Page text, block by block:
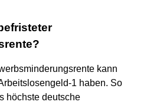
kann
1 haben. So
höchste deutsche